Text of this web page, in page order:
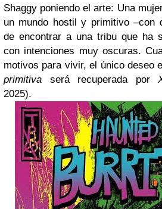
Shaggy poniendo el arte: Una
un mundo hostil y primitivo –con
de encontrar a una tribu que ha
con intenciones muy oscuras.
motivos para vivir, el único deseo
primitiva será recuperada por
2025).